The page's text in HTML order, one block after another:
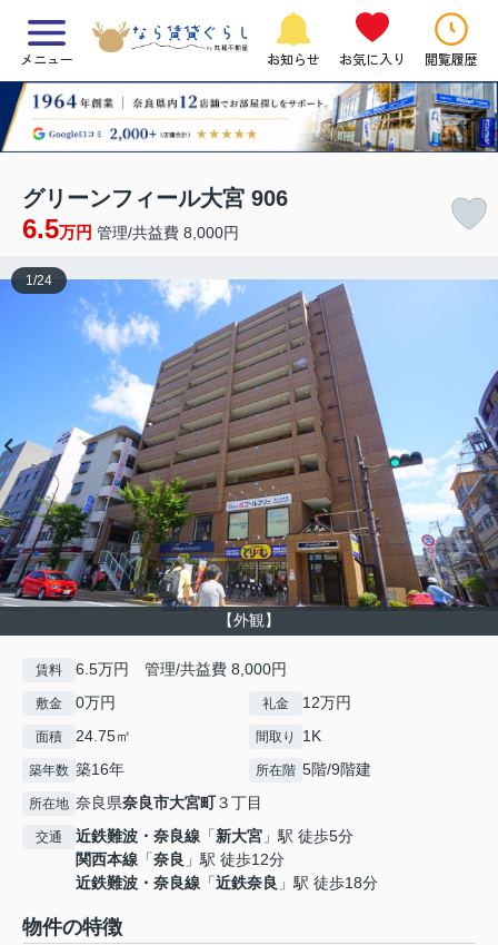
メニュー お知らせ お気に入り 閲覧履歴
グリーンフィール大宮 906
6.5万円 管理/共益費 8,000円
【外観】
1/24
賃料 6.5万円 管理/共益費 8,000円
敷金 0万円 礼金 12万円
面積 24.75㎡ 間取り 1K
築年数 築16年 所在階 5階/9階建
所在地 奈良県奈良市大宮町３丁目
交通 近鉄難波・奈良線 「新大宮 」駅 徒歩5分
関西本線 「奈良 」駅 徒歩12分
近鉄難波・奈良線 「近鉄奈良 」駅 徒歩18分
物件の特徴